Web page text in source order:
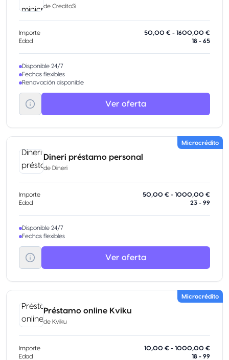
de CreditoSi
Importe
50,00 € - 1600,00 €
Edad
18 - 65
Disponible 24/7
Fechas flexibles
Renovación disponible
Ver oferta
Microcrédito
Dineri préstamo personal
de Dineri
Importe
50,00 € - 1000,00 €
Edad
23 - 99
Disponible 24/7
Fechas flexibles
Ver oferta
Microcrédito
Préstamo online Kviku
de Kviku
Importe
10,00 € - 1000,00 €
Edad
18 - 99